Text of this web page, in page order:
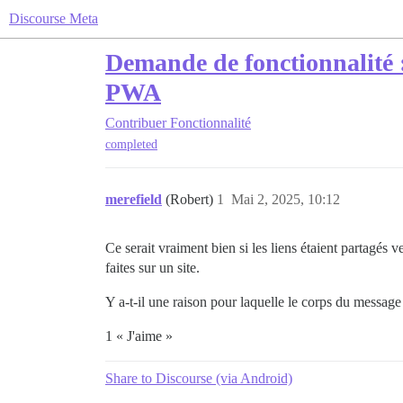
Discourse Meta
Demande de
PWA
Contribuer Fonctionnalité
completed
merefield (Robert) Mai 2, 2025, 10:12
1
Ce serait vraiment bien si les liens étaient partagés
faites sur un site.
Y a-t-il une raison pour laquelle le corps du
1 « J'aime »
Share to Discourse (via Android)